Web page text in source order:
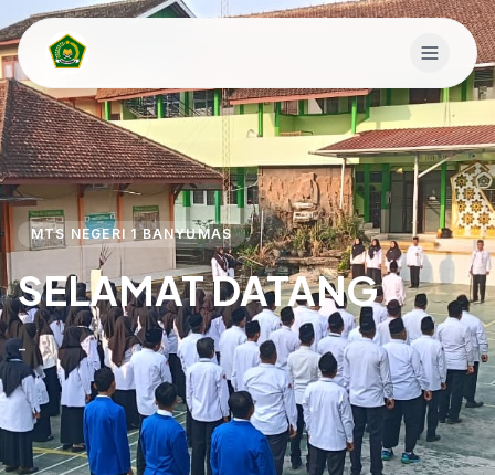
MTS NEGERI 1 BANYUMAS
SELAMAT DATANG
-